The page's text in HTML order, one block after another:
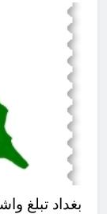
بغداد تبلغ